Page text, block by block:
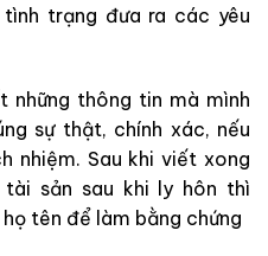
trạng đưa ra các yêu
những thông tin mà mình
sự thật, chính xác, nếu
nhiệm. Sau khi viết xong
sản sau khi ly hôn thì
tên để làm bằng chứng